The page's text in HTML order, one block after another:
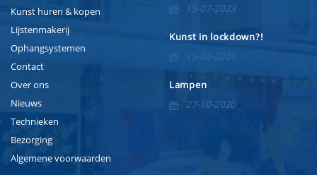
Kunst huren & kopen
Lijstenmakerij
Ophangsystemen
Contact
Over ons
Nieuws
Technieken
Bezorging
Algemene voorwaarden
15-07-2023
Kunst in lockdown?!
15-03-2021
Lampen
27-10-2020